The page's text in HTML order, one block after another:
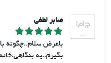
صابر لطفی
باعرض سلام..چگونه
بگیرم..یه